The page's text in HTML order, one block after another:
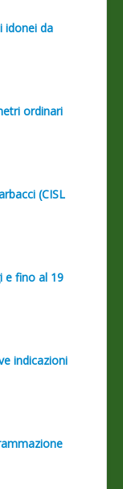
idonei da
ordinari
(CISL
e fino al 19
indicazioni